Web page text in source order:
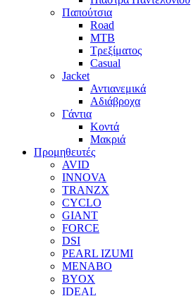
Παπούτσια
Road
MTB
Τρεξίματος
Casual
Jacket
Αντιανεμικά
Αδιάβροχα
Γάντια
Κοντά
Μακριά
Προμηθευτές
AVID
INNOVA
TRANZX
CYCLO
GIANT
FORCE
DSI
PEARL IZUMI
MENABO
BYOX
IDEAL